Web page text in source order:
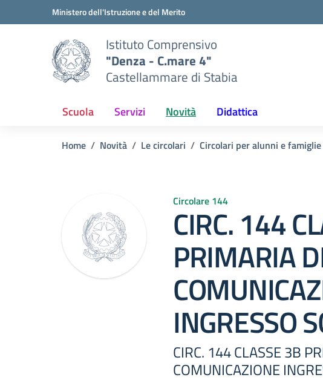
Vai ai contenuti
Vai al menu di navigazioneMinistero dell'Istruzione e del Merito
Istituto Comprensivo
"Denza - C.mare 4"
Castellammare di Stabia
Scuola Servizi Novità Didattica
Home Novità Le circolari Circolari per alunni e famiglie
Circolare 144
CIRC. 144
PRIMARIA
INGRESSO
CIRC. 144 CLASSE 3B
COMUNICAZIONE